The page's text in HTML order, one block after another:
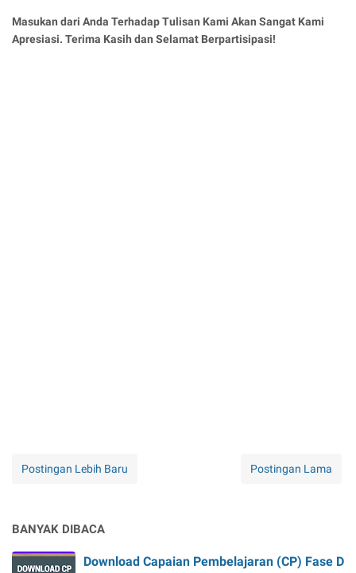
Masukan dari Anda Terhadap Tulisan Kami Akan Sangat Kami
Apresiasi. Terima Kasih dan Selamat Berpartisipasi!
Postingan Lebih Baru Postingan Lama
BANYAK DIBACA
Download Capaian Pembelajaran (CP) Fase D